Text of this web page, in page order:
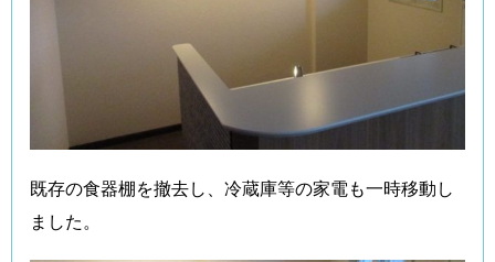
既存の食器棚を撤去し、冷蔵庫等の家電も一時移動し
ました。